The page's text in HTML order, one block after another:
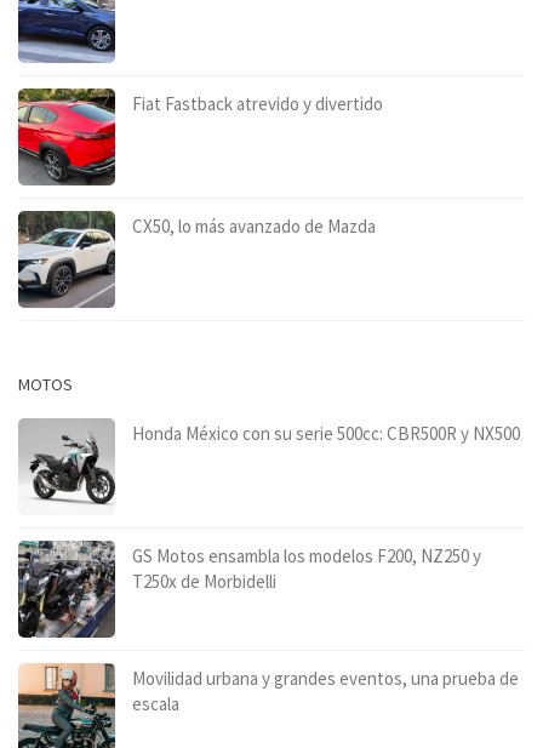
Fiat Fastback atrevido y divertido
CX50, lo más avanzado de Mazda
MOTOS
Honda México con su serie 500cc: CBR500R y NX500
GS Motos ensambla los modelos F200, NZ250 y
T250x de Morbidelli
Movilidad urbana y grandes eventos, una prueba de
escala